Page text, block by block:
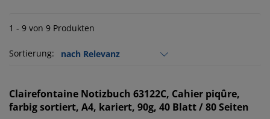
1 - 9 von 9 Produkten
Sortierung:
Clairefontaine Notizbuch 63122C, Cahier piqûre,
farbig sortiert, A4, kariert, 90g, 40 Blatt / 80 Seiten